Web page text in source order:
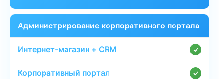
Администрирование корпоративного портала
✓
✓